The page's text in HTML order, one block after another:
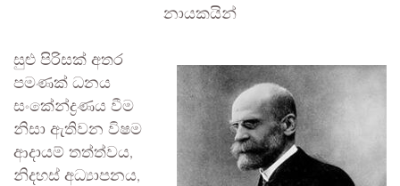
නායකයින්
සුළු පිරිසක් අතර
පමණක් ධනය
සංකේන්ද්‍රණය වීම
නිසා ඇතිවන විෂම
ආදායම් තත්ත්වය,
නිදහස් අධ්‍යාපනය,